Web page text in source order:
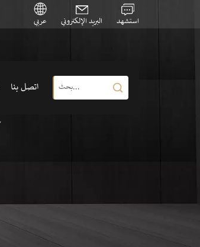
عربي البريد الإلكتروني استشهد
اتصل بنا